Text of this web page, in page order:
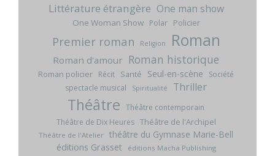
Littérature étrangère One man show
One Woman Show Polar Policier
Premier roman Religion Roman
Roman d'amour Roman historique
Roman policier Récit Santé Seul-en-scène
Société
spectacle musical
Spiritualité Thriller
Théâtre Théâtre contemporain
Théâtre de Dix Heures Théâtre de l'Archipel
Théâtre de l'Atelier théâtre du Gymnase Marie-Bell
éditions Grasset
éditions Macha Publishing